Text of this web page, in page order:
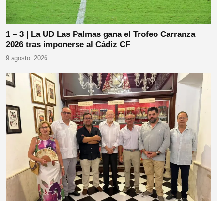
1 – 3 | La UD Las Palmas gana el Trofeo Carranza
2026 tras imponerse al Cádiz CF
9 agosto, 2026